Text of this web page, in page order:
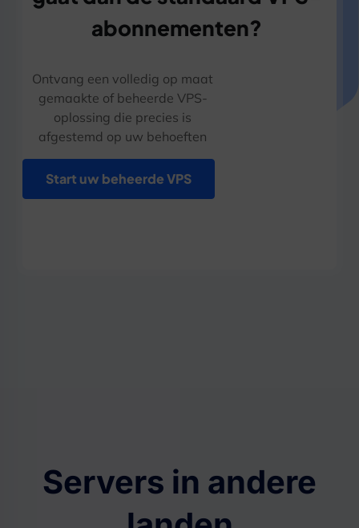
abonnementen?
Ontvang een volledig op maat
gemaakte of beheerde VPS-
oplossing die precies is
afgestemd op uw behoeften
Start uw beheerde VPS
Servers in andere